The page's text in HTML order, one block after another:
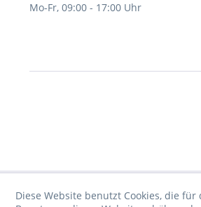
Mo-Fr, 09:00 - 17:00 Uhr
Diese Website benutzt Cookies, die